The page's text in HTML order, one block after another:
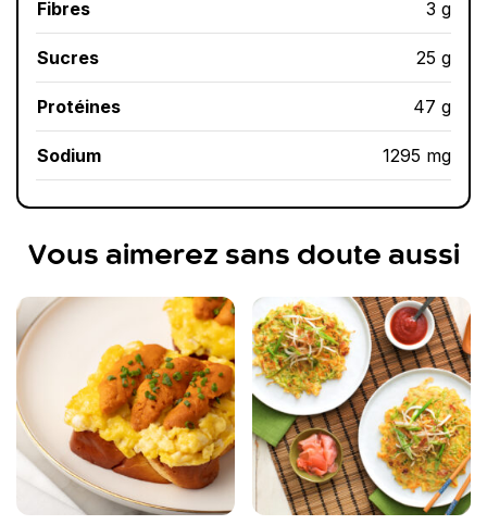
Fibres 3 g
Sucres 25 g
Protéines 47 g
Sodium 1295 mg
Vous aimerez sans doute aussi